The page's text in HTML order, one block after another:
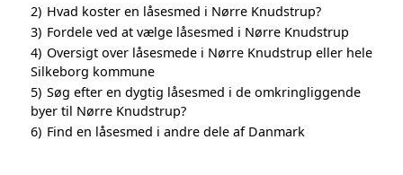
2) Hvad koster en låsesmed i Nørre Knudstrup?
3) Fordele ved at vælge låsesmed i Nørre Knudstrup
4) Oversigt over låsesmede i Nørre Knudstrup eller hele
Silkeborg kommune
5) Søg efter en dygtig låsesmed i de omkringliggende
byer til Nørre Knudstrup?
6) Find en låsesmed i andre dele af Danmark